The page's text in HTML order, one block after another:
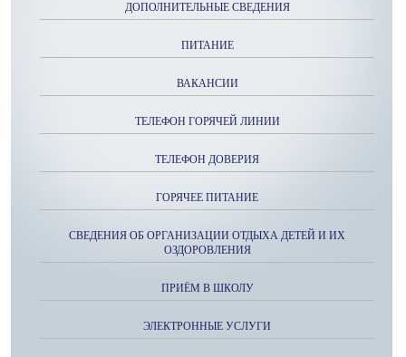
ДОПОЛНИТЕЛЬНЫЕ СВЕДЕНИЯ
ПИТАНИЕ
ВАКАНСИИ
ТЕЛЕФОН ГОРЯЧЕЙ ЛИНИИ
ТЕЛЕФОН ДОВЕРИЯ
ГОРЯЧЕЕ ПИТАНИЕ
СВЕДЕНИЯ ОБ ОРГАНИЗАЦИИ ОТДЫХА ДЕТЕЙ И ИХ
ОЗДОРОВЛЕНИЯ
ПРИЁМ В ШКОЛУ
ЭЛЕКТРОННЫЕ УСЛУГИ